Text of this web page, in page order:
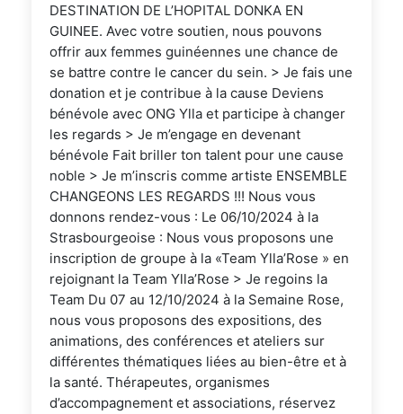
DESTINATION DE L’HOPITAL DONKA EN
GUINEE. Avec votre soutien, nous pouvons
offrir aux femmes guinéennes une chance de
se battre contre le cancer du sein. > Je fais une
donation et je contribue à la cause Deviens
bénévole avec ONG Ylla et participe à changer
les regards > Je m’engage en devenant
bénévole Fait briller ton talent pour une cause
noble > Je m’inscris comme artiste ENSEMBLE
CHANGEONS LES REGARDS !!! Nous vous
donnons rendez-vous : Le 06/10/2024 à la
Strasbourgeoise : Nous vous proposons une
inscription de groupe à la «Team Ylla’Rose » en
rejoignant la Team Ylla’Rose > Je regoins la
Team Du 07 au 12/10/2024 à la Semaine Rose,
nous vous proposons des expositions, des
animations, des conférences et ateliers sur
différentes thématiques liées au bien-être et à
la santé. Thérapeutes, organismes
d’accompagnement et associations, réservez